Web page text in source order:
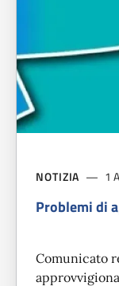
NOTIZIA 1
Problemi di
Comunicato